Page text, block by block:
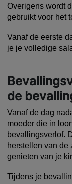
Overigens wordt
gebruikt voor het
Vanaf de eerste
je je volledige
de
Vanaf de dag
moeder die in
bevallingsverlof.
herstellen van de
genieten van je
Tijdens je